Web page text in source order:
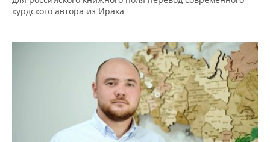
курдского автора из Ирака